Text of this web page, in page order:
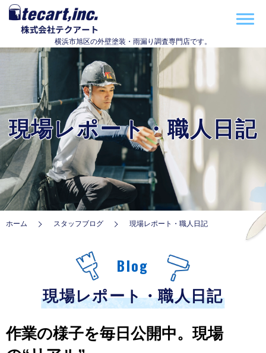
横浜市旭区の外壁塗装・雨漏り調査専門店です。
現場レポート・職人日記
ホーム スタッフブログ 現場レポート・職人日記
Blog
現場レポート・職人日記
作業の様子を毎日公開中。現場